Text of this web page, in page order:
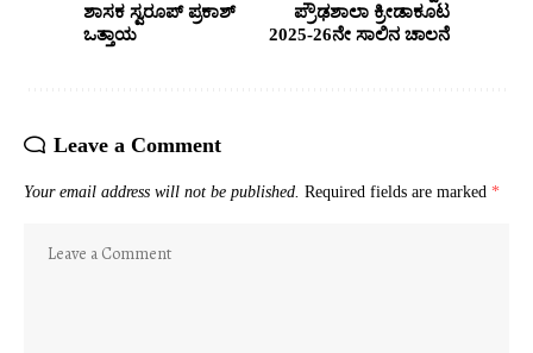
ಶಾಸಕ ಸ್ವರೂಪ್ ಪ್ರಕಾಶ್
ಒತ್ತಾಯ
ಪ್ರೌಢಶಾಲಾ ಕ್ರೀಡಾಕೂಟ
2025-26ನೇ ಸಾಲಿನ ಚಾಲನೆ
Leave a Comment
Your email address will not be published. Required fields are marked *